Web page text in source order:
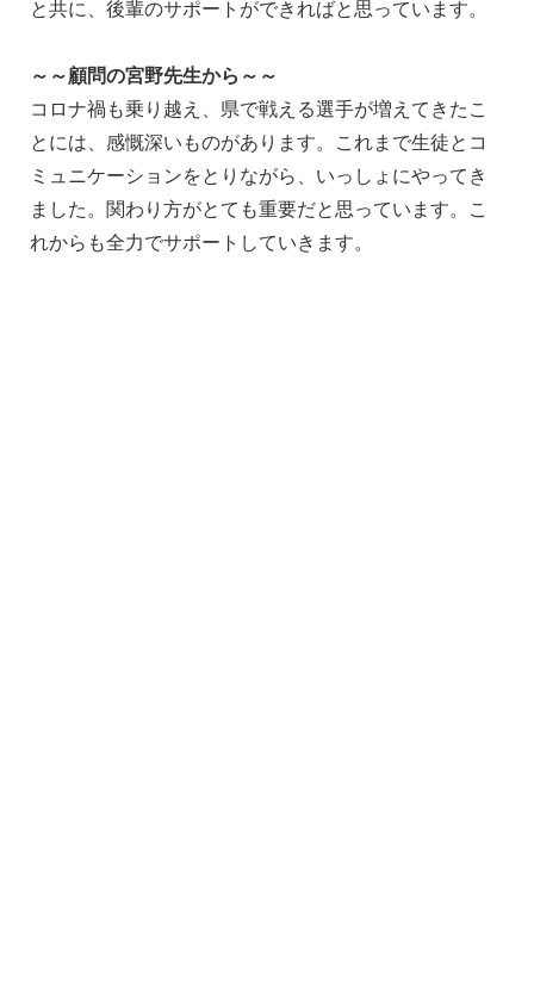
と共に、後輩のサポートができればと思っています。
～～顧問の宮野先生から～～
コロナ禍も乗り越え、県で戦える選手が増えてきたこ
とには、感慨深いものがあります。これまで生徒とコ
ミュニケーションをとりながら、いっしょにやってき
ました。関わり方がとても重要だと思っています。こ
れからも全力でサポートしていきます。